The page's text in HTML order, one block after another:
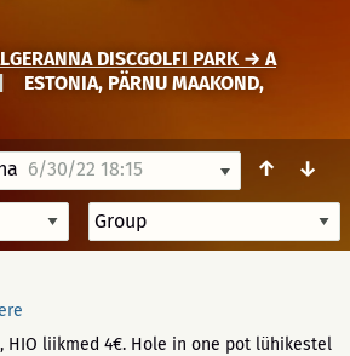
DISCGOLFI PARK → A
ESTONIA, PÄRNU MAAKOND,
6/30/22 18:15 ↑ ↓
HIO liikmed 4€. Hole in one pot lühikestel